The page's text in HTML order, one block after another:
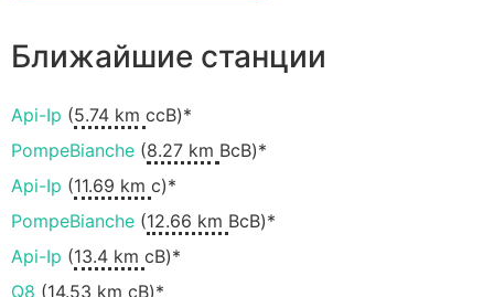
Ближайшие станции
Api-Ip (5.74 km ссВ)*
PompeBianche (8.27 km ВсВ)*
Api-Ip (11.69 km с)*
PompeBianche (12.66 km ВсВ)*
Api-Ip (13.4 km сВ)*
Q8 (14.53 km сВ)*